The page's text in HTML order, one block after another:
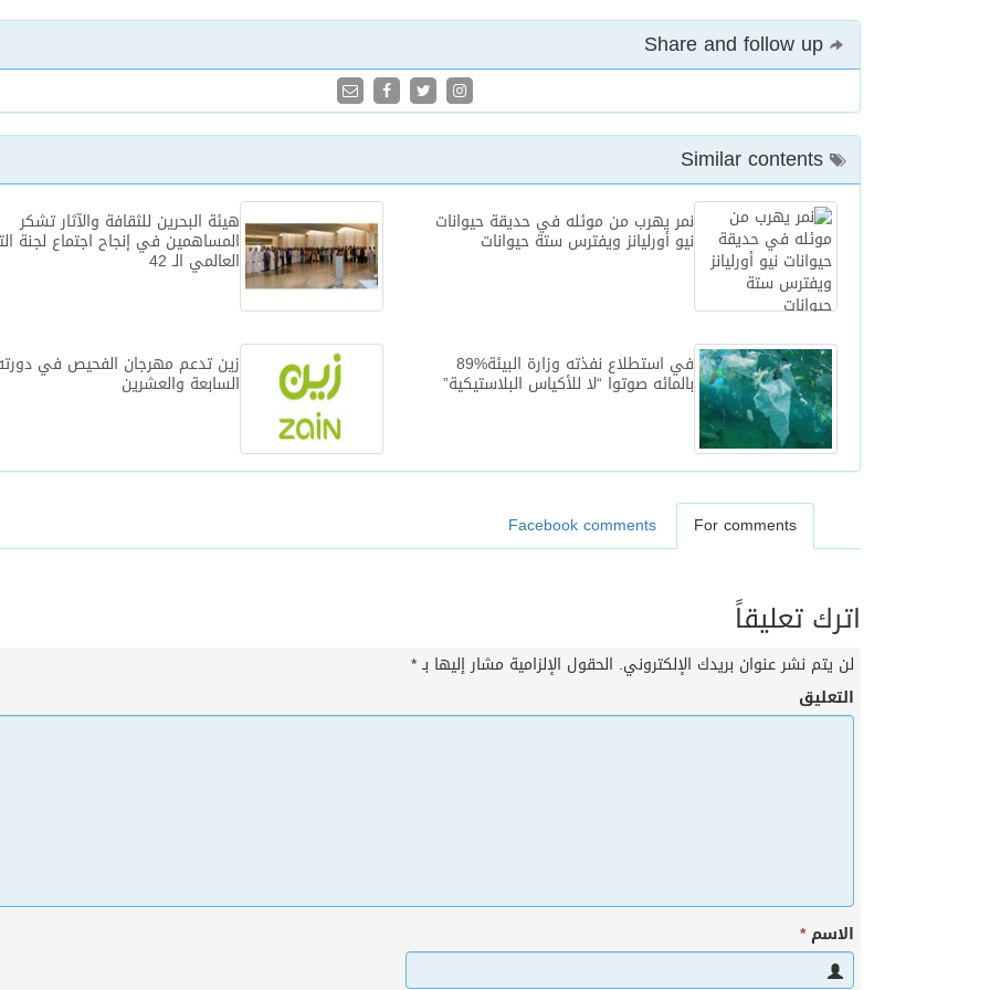
هيئة البحرين للثقافة والآثار تشكر
المساهمين في إنجاح اجتماع لجنة
العالمي الـ 42‎
نمر يهرب من موئله في حديقة حيوانات
نيو أورليانز ويفترس ستة حيوانات
زين تدعم مهرجان الفحيص في
السابعة والعشرين
في استطلاع نفذته وزارة البيئة%89
بالمائه صوتوا “لا للأكياس البلاستيكية”
For comments
Facebook comments
اترك تعليقاً
لن يتم نشر عنوان بريدك الإلكتروني. الحقول الإلزامية مشار إليها بـ*
التعليق
الاسم*